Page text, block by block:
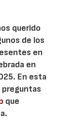
querido
de los
en
en
En esta
preguntas
que